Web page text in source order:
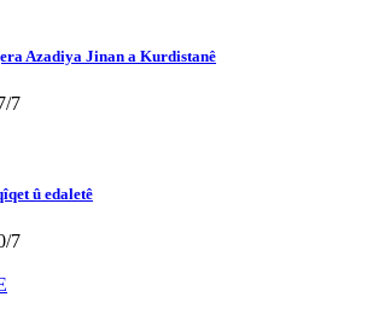
Azadiya Jinan a Kurdistanê
7
û edaletê
7